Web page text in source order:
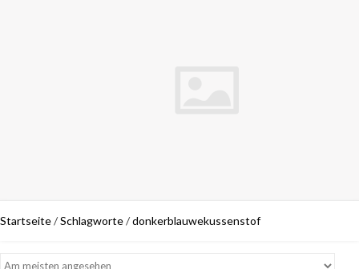
Startseite/Schlagworte/donkerblauwekussenstof